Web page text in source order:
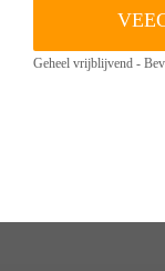
Geheel vrijblijvend -